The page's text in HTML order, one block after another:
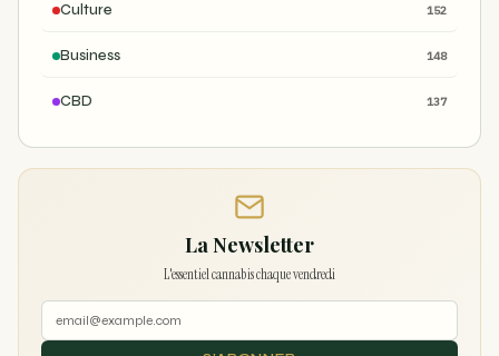
Culture 152
Business 148
CBD 137
La Newsletter
L'essentiel cannabis chaque vendredi